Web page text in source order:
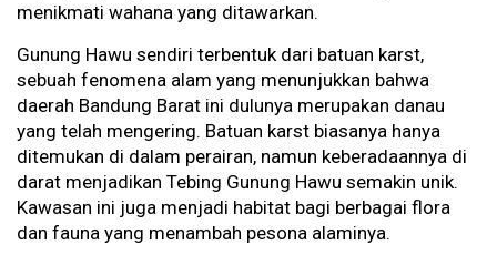
menikmati wahana yang ditawarkan.
Gunung Hawu sendiri terbentuk dari batuan karst,
sebuah fenomena alam yang menunjukkan bahwa
daerah Bandung Barat ini dulunya merupakan danau
yang telah mengering. Batuan karst biasanya hanya
ditemukan di dalam perairan, namun keberadaannya di
darat menjadikan Tebing Gunung Hawu semakin unik.
Kawasan ini juga menjadi habitat bagi berbagai flora
dan fauna yang menambah pesona alaminya.